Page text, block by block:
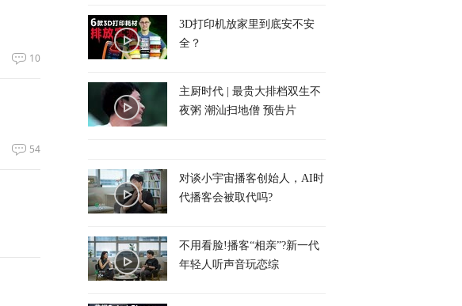
10
54
3D打印机放家里到底安不安
全？
主厨时代 | 最贵大排档双生不
夜粥 潮汕扫地僧 预告片
对谈小宇宙播客创始人，AI时
代播客会被取代吗?
不用看脸!播客“相亲”?新一代
年轻人听声音玩恋综